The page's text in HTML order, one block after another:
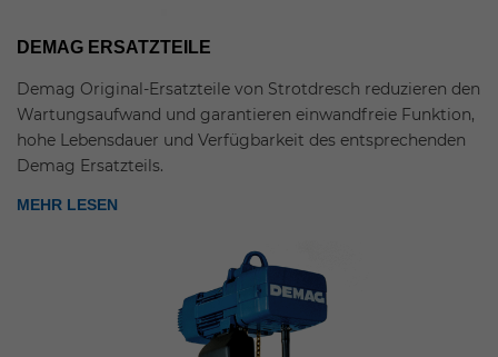
DEMAG ERSATZTEILE
Demag Original-Ersatzteile von Strotdresch reduzieren den
Wartungsaufwand und garantieren einwandfreie Funktion,
hohe Lebensdauer und Verfügbarkeit des entsprechenden
Demag Ersatzteils.
MEHR LESEN